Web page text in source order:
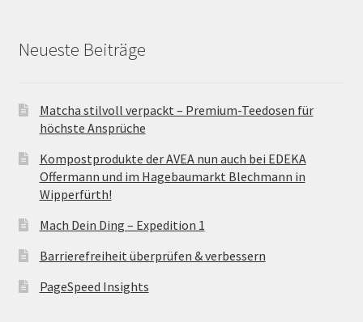
Neueste Beiträge
Matcha stilvoll verpackt – Premium-Teedosen für
höchste Ansprüche
Kompostprodukte der AVEA nun auch bei EDEKA
Offermann und im Hagebaumarkt Blechmann in
Wipperfürth!
Mach Dein Ding – Expedition 1
Barrierefreiheit überprüfen & verbessern
PageSpeed Insights